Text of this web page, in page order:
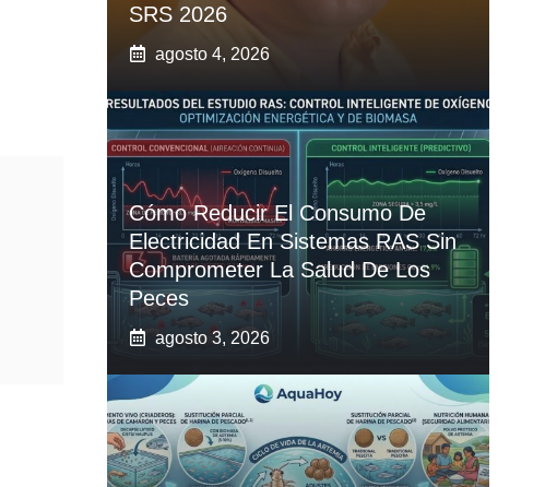
SRS 2026
agosto 4, 2026
Cómo Reducir El Consumo De
Electricidad En Sistemas RAS Sin
Comprometer La Salud De Los
Peces
agosto 3, 2026